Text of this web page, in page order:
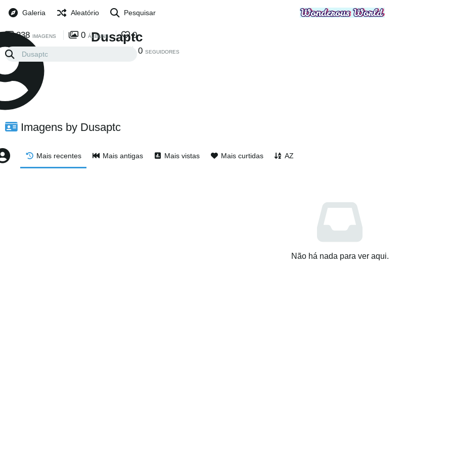
Galeria Aleatório Pesquisar
Dusaptc
0 SEGUIDORES
238 IMAGENS 0 ÁLBUNS 0
Imagens by Dusaptc
Mais recentes Mais antigas Mais vistas Mais curtidas AZ
Não há nada para ver aqui.